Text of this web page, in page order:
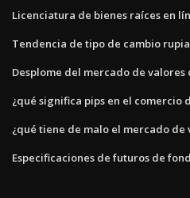
Licenciatura de bienes raíces en
Tendencia de tipo de cambio
Desplome del mercado de valores
¿qué significa pips en el comercio
¿qué tiene de malo el mercado de
Especificaciones de futuros de